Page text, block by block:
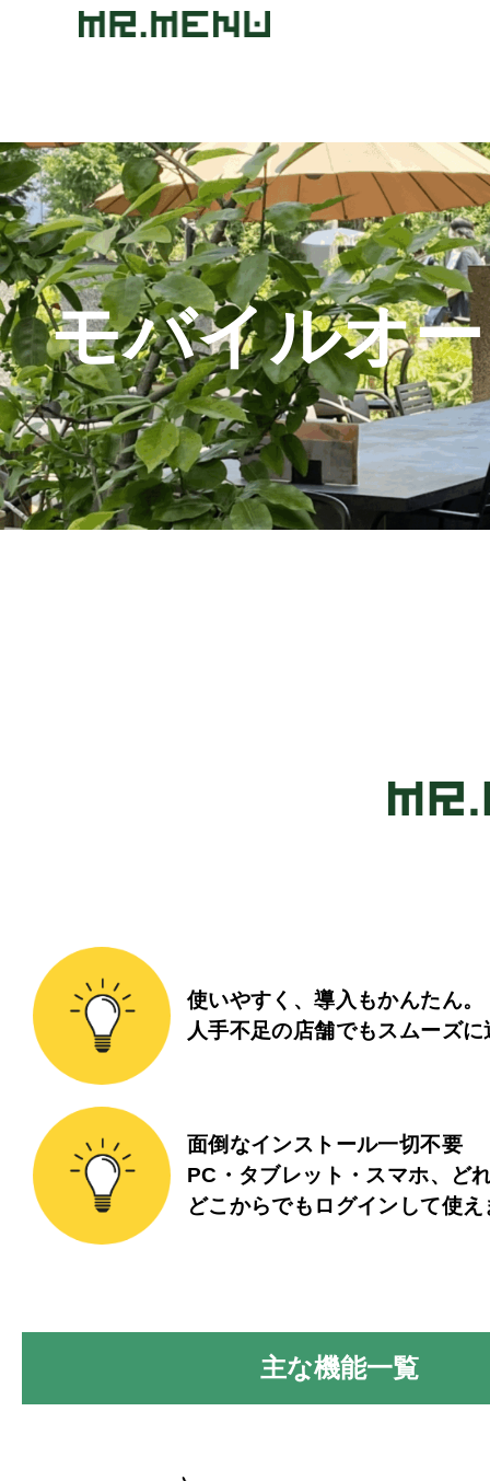
モバイルオ
使いやすく、導入もかんたん。
人手不足の店舗でもスムーズ
面倒なインストール一切不要
PC・タブレット・スマホ、ど
どこからでもログインして使え
主な機能一覧